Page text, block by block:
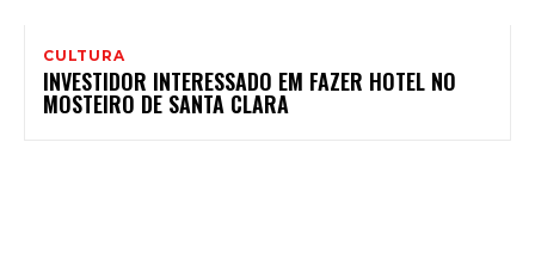
CULTURA
INVESTIDOR INTERESSADO EM FAZER HOTEL NO
MOSTEIRO DE SANTA CLARA